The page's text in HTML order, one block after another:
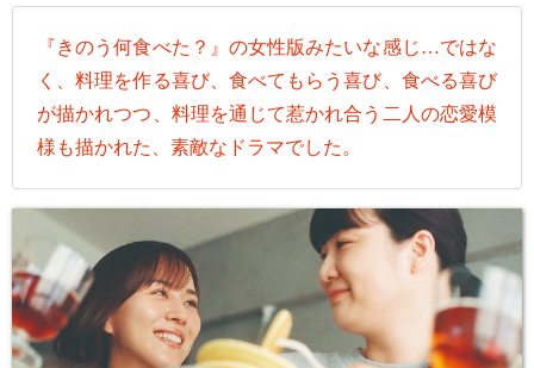
『きのう何食べた？』の女性版みたいな感じ…ではな
く、料理を作る喜び、食べてもらう喜び、食べる喜び
が描かれつつ、料理を通じて惹かれ合う二人の恋愛模
様も描かれた、素敵なドラマでした。